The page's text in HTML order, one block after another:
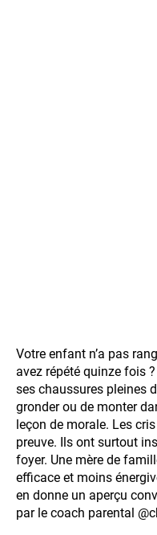
Votre enfant n’a pas
avez répété quinze fois
ses chaussures pleines
gronder ou de monter
leçon de morale. Les
preuve. Ils ont surtout
foyer. Une mère de
efficace et moins
en donne un aperçu
par le coach parental